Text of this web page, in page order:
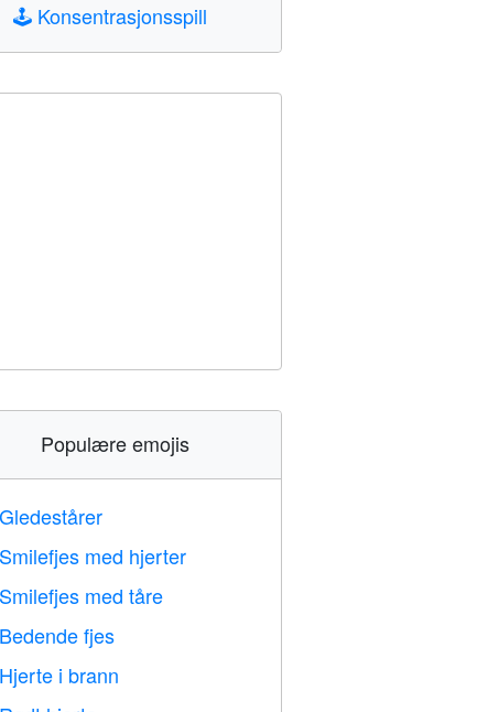
🕹️ Konsentrasjonsspill
Populære emojis
Gledestårer
Smilefjes med hjerter
Smilefjes med tåre
Bedende fjes
Hjerte i brann